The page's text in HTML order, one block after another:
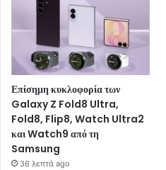
Επίσημη κυκλοφορία των
Galaxy Z Fold8 Ultra,
Fold8, Flip8, Watch Ultra2
και Watch9 από τη
Samsung
36 λεπτά ago